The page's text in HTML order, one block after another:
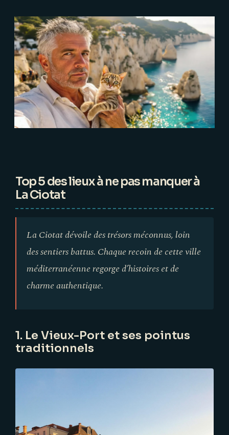
Top 5 des lieux à ne pas manquer à
La Ciotat
La Ciotat dévoile des trésors méconnus, loin
des sentiers battus. Chaque recoin de cette ville
méditerranéenne regorge d’histoires et de
charme authentique.
1. Le Vieux-Port et ses pointus
traditionnels